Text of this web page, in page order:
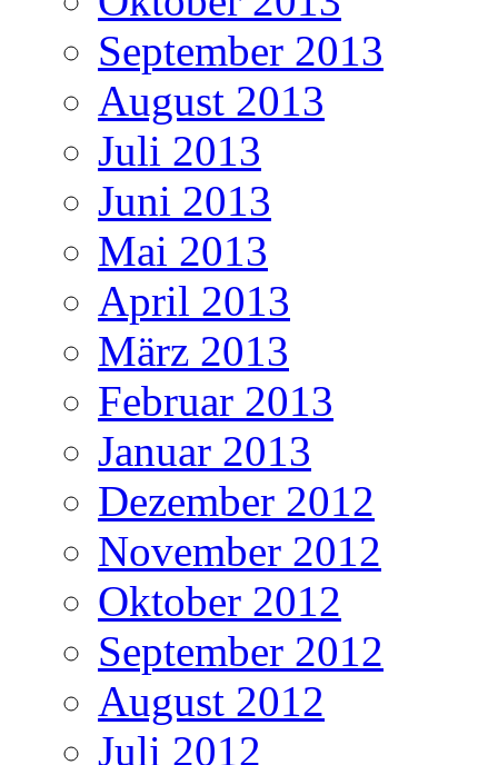
September 2013
August 2013
Juli 2013
Juni 2013
Mai 2013
April 2013
März 2013
Februar 2013
Januar 2013
Dezember 2012
November 2012
Oktober 2012
September 2012
August 2012
Juli 2012